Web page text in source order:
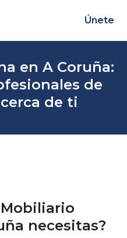
Únete
en A Coruña:
de
de ti
necesitas?